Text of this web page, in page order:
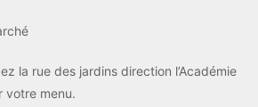
la rue des jardins direction l’Académie
votre menu.